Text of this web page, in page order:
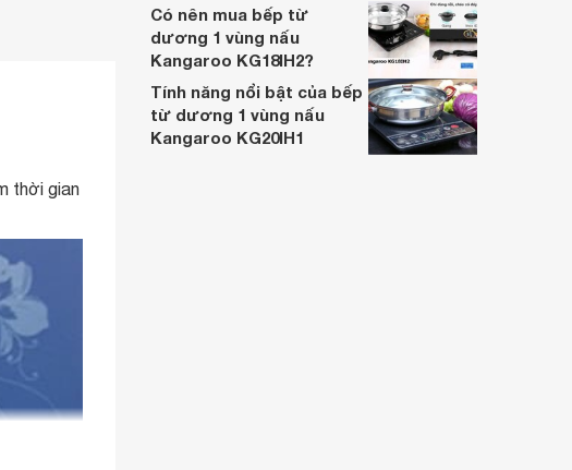
thời gian
Có nên mua bếp từ
dương 1 vùng nấu
Kangaroo KG18IH2?
Tính năng nổi bật của bếp
từ dương 1 vùng nấu
Kangaroo KG20IH1